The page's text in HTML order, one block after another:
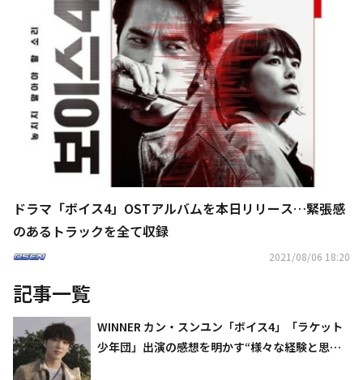
ドラマ「ボイス4」OSTアルバムを本日リリース…緊張感
のあるトラックを全て収録
2021/08/06 18:20
記事一覧
WINNER カン・スンユン「ボイス4」「ラケット
少年団」出演の感想を明かす“様々な経験と思い